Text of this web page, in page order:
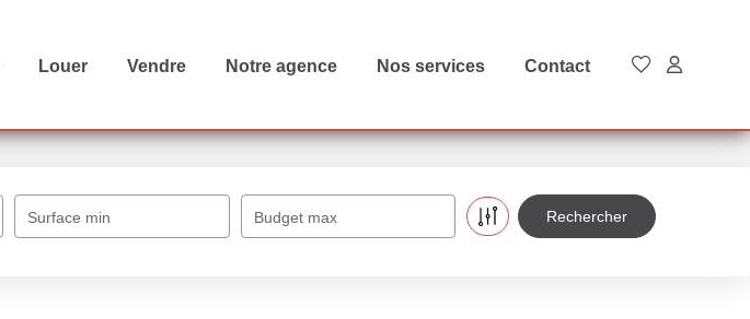
Louer Vendre Notre agence Nos services Contact
Surface min Budget max